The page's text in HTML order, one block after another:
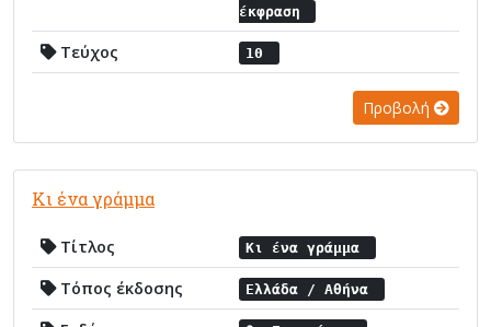
έκφραση
Τεύχος 10
Προβολή
Κι ένα γράμμα
Τίτλος Κι ένα γράμμα
Τόπος έκδοσης Ελλάδα / Αθήνα